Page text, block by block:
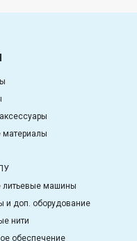
литьевые машины
и доп. оборудование
нити
обеспечение